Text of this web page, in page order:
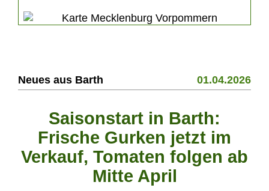
Neues aus Barth 01.04.2026
Saisonstart in Barth:
Frische Gurken jetzt im
Verkauf, Tomaten folgen ab
Mitte April